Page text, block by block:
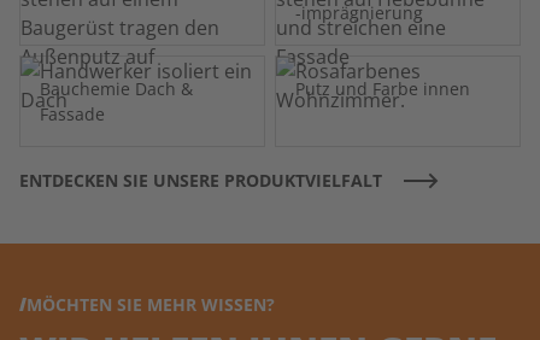
-imprägnierung
Bauchemie Dach &
Fassade
Putz und Farbe innen
ENTDECKEN SIE UNSERE PRODUKTVIELFALT
MÖCHTEN SIE MEHR WISSEN?